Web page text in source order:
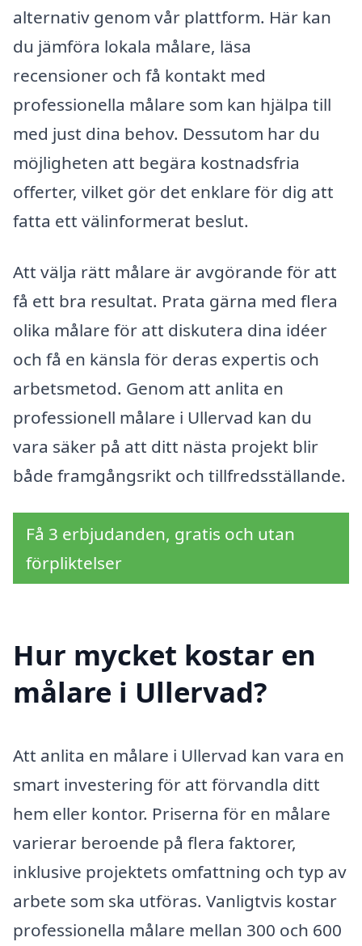
alternativ genom vår plattform. Här kan
du jämföra lokala målare, läsa
recensioner och få kontakt med
professionella målare som kan hjälpa till
med just dina behov. Dessutom har du
möjligheten att begära kostnadsfria
offerter, vilket gör det enklare för dig att
fatta ett välinformerat beslut.
Att välja rätt målare är avgörande för att
få ett bra resultat. Prata gärna med flera
olika målare för att diskutera dina idéer
och få en känsla för deras expertis och
arbetsmetod. Genom att anlita en
professionell målare i Ullervad kan du
vara säker på att ditt nästa projekt blir
både framgångsrikt och tillfredsställande.
Få 3 erbjudanden, gratis och utan
förpliktelser
Hur mycket kostar en
målare i Ullervad?
Att anlita en målare i Ullervad kan vara en
smart investering för att förvandla ditt
hem eller kontor. Priserna för en målare
varierar beroende på flera faktorer,
inklusive projektets omfattning och typ av
arbete som ska utföras. Vanligtvis kostar
professionella målare mellan 300 och 600